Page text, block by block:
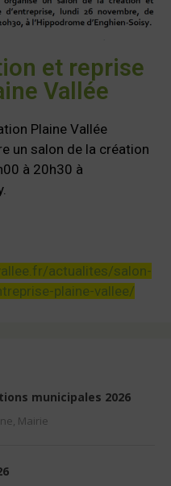
et reprise
Vallée
Plaine Vallée
un salon de la création
à 20h30 à
actualites/salon-
plaine-vallee/
municipales 2026
, Mairie